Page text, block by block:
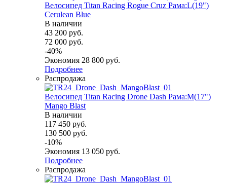
Велосипед Titan Racing Rogue Cruz Рама:L(19")
Cerulean Blue
В наличии
43 200 руб.
72 000 руб.
-40%
Экономия 28 800 руб.
Подробнее
Распродажа
Велосипед Titan Racing Drone Dash Рама:M(17")
Mango Blast
В наличии
117 450 руб.
130 500 руб.
-10%
Экономия 13 050 руб.
Подробнее
Распродажа